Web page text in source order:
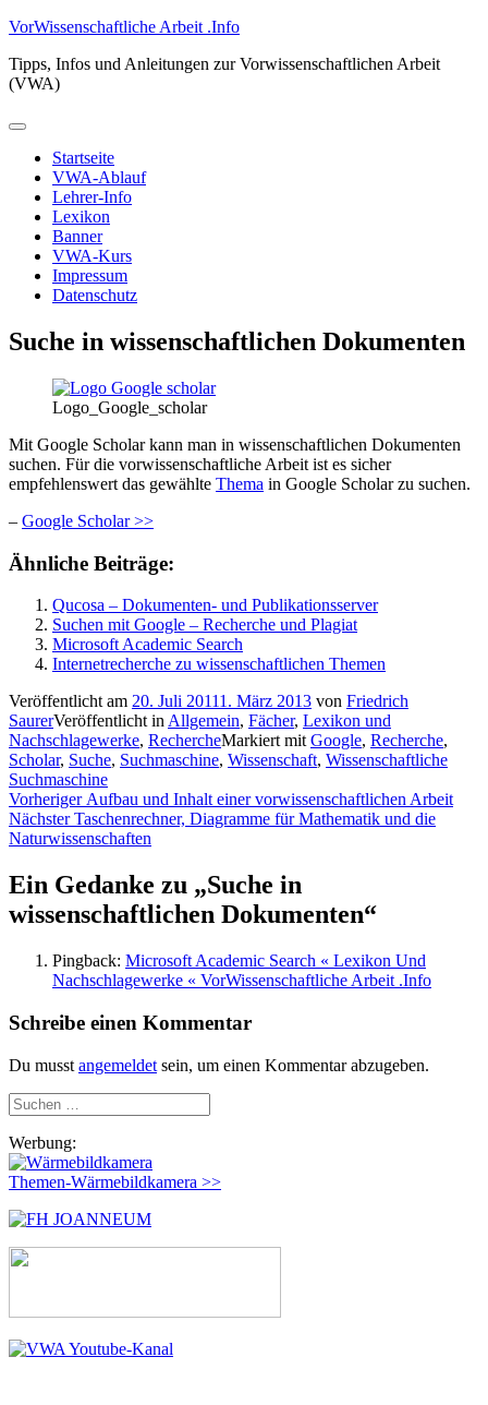
Zum
springen
VorWissenschaftliche Arbeit .Info
Tipps, Infos und Anleitungen zur Vorwissenschaftlichen Arbeit
(VWA)
Primäres
Startseite
VWA-Ablauf
Lehrer-Info
Lexikon
Banner
VWA-Kurs
Impressum
Datenschutz
Suche in wissenschaftlichen Dokumenten
Logo_Google_scholar
Mit Google Scholar kann man in wissenschaftlichen Dokumenten
suchen. Für die vorwissenschaftliche Arbeit ist es sicher
empfehlenswert das gewählte Thema in Google Scholar zu suchen.
– Google Scholar >>
Ähnliche Beiträge:
Qucosa – Dokumenten- und Publikationsserver
Suchen mit Google – Recherche und Plagiat
Microsoft Academic Search
Internetrecherche zu wissenschaftlichen Themen
Veröffentlicht am 20. Juli 20111. März 2013 von Friedrich
SaurerVeröffentlicht in Allgemein, Fächer, Lexikon und
Nachschlagewerke, RechercheMarkiert mit Google, Recherche,
Scholar, Suche, Suchmaschine, Wissenschaft, Wissenschaftliche
Suchmaschine
Beitragsnavigation
Vorheriger Vorheriger
Beitrag:
Aufbau und Inhalt einer vorwissenschaftlichen Arbeit
Nächster Nächster
Beitrag:
Taschenrechner, Diagramme für Mathematik und die
Naturwissenschaften
Ein Gedanke zu „Suche in
wissenschaftlichen Dokumenten“
Pingback: Microsoft Academic Search « Lexikon Und
Nachschlagewerke « VorWissenschaftliche Arbeit .Info
Schreibe einen Kommentar
Du musst angemeldet sein, um einen Kommentar abzugeben.
Suchen
nach:
Werbung:
Themen-Wärmebildkamera >>